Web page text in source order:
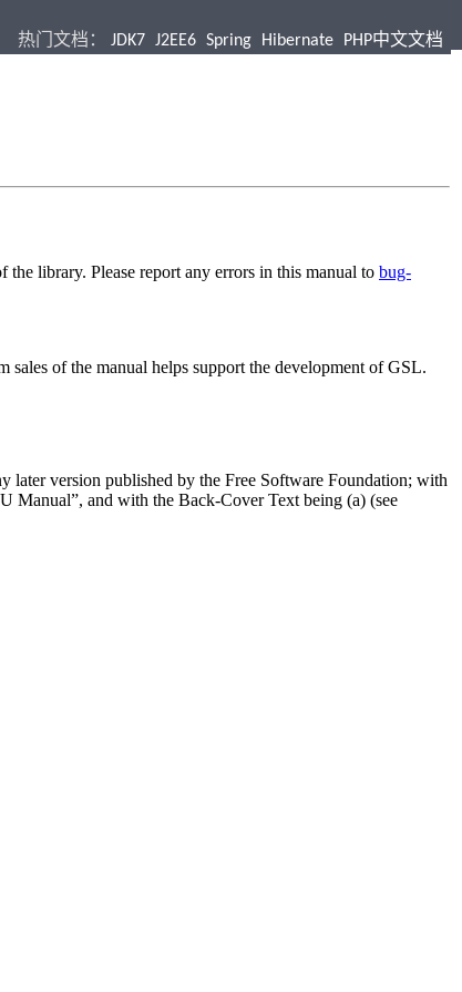
热门文档： JDK7 J2EE6 Spring Hibernate PHP中文文档